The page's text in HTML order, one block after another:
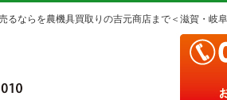
るならを農機具買取りの吉元商店まで＜滋賀・岐